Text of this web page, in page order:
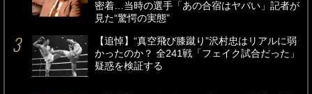
密着…当時の選手「あの合宿はヤバい」記者が
見た“驚愕の実態”
【追悼】“真空飛び膝蹴り”沢村忠はリアルに弱
かったのか？ 全241戦「フェイク試合だった」
疑惑を検証する